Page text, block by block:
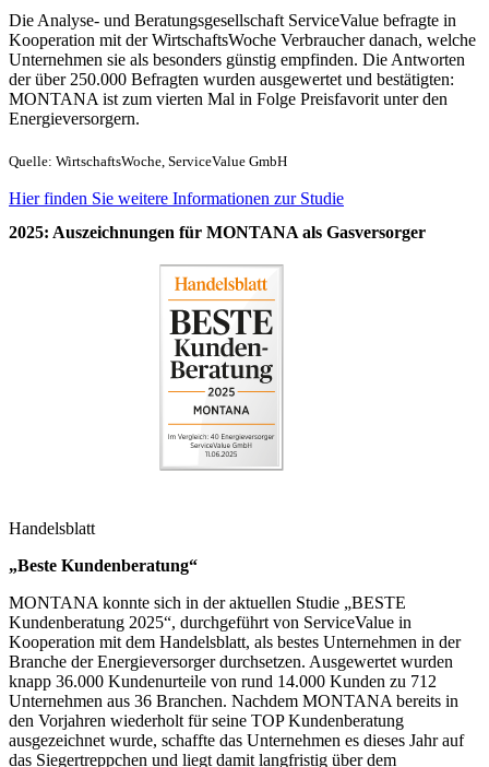
Die Analyse- und Beratungsgesellschaft ServiceValue befragte in
Kooperation mit der WirtschaftsWoche Verbraucher danach, welche
Unternehmen sie als besonders günstig empfinden. Die Antworten
der über 250.000 Befragten wurden ausgewertet und bestätigten:
MONTANA ist zum vierten Mal in Folge Preisfavorit unter den
Energieversorgern.
Quelle: WirtschaftsWoche, ServiceValue GmbH
Hier finden Sie weitere Informationen zur Studie
2025: Auszeichnungen für MONTANA als Gasversorger
Handelsblatt
„Beste Kundenberatung“
MONTANA konnte sich in der aktuellen Studie „BESTE
Kundenberatung 2025“, durchgeführt von ServiceValue in
Kooperation mit dem Handelsblatt, als bestes Unternehmen in der
Branche der Energieversorger durchsetzen. Ausgewertet wurden
knapp 36.000 Kundenurteile von rund 14.000 Kunden zu 712
Unternehmen aus 36 Branchen. Nachdem MONTANA bereits in
den Vorjahren wiederholt für seine TOP Kundenberatung
ausgezeichnet wurde, schaffte das Unternehmen es dieses Jahr auf
das Siegertreppchen und liegt damit langfristig über dem